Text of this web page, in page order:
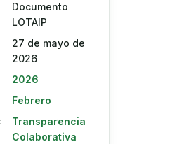
Documento
LOTAIP
27 de mayo de
2026
2026
Febrero
Transparencia
Colaborativa